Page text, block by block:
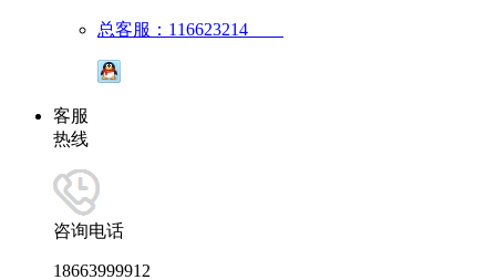
总客服：116623214
客服
热线
咨询电话
18663999912